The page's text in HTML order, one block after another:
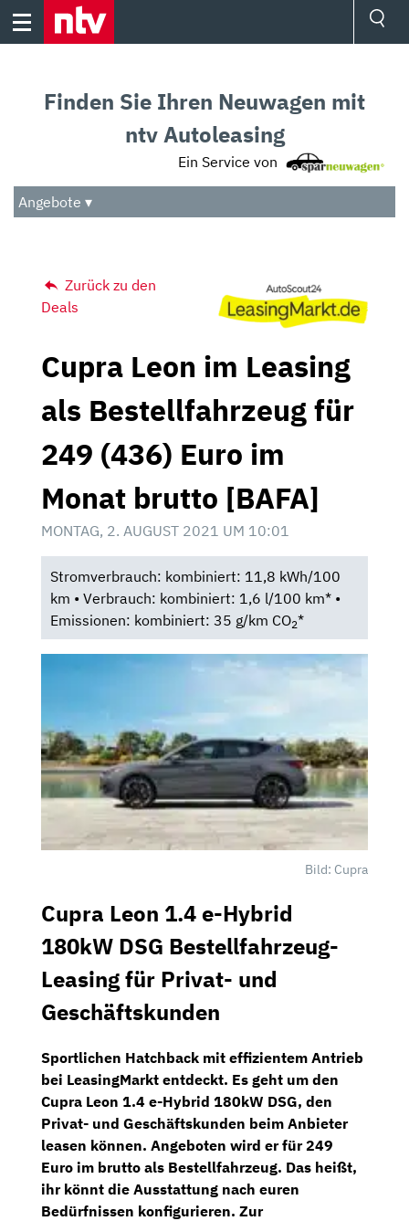
Skip
Audio
Das Beste
Finden Sie Ihren Neuwagen mit
ntv Autoleasing
Ein Service von
Angebote ▾
Zurück zu den
Deals
Cupra Leon im Leasing
als Bestellfahrzeug für
249 (436) Euro im
Monat brutto [BAFA]
MONTAG, 2. AUGUST 2021 UM 10:01
Stromverbrauch: kombiniert: 11,8 kWh/100
km • Verbrauch: kombiniert: 1,6 l/100 km* •
Emissionen: kombiniert: 35 g/km CO2*
Bild: Cupra
Cupra Leon 1.4 e-Hybrid
180kW DSG Bestellfahrzeug-
Leasing für Privat- und
Geschäftskunden
Sportlichen Hatchback mit effizientem Antrieb
bei LeasingMarkt entdeckt. Es geht um den
Cupra Leon 1.4 e-Hybrid 180kW DSG, den
Privat- und Geschäftskunden beim Anbieter
leasen können. Angeboten wird er für249
Euro im brutto als Bestellfahrzeug. Das heißt,
ihr könnt die Ausstattung nach euren
Bedürfnissen konfigurieren. Zur